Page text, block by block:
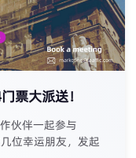
票大派送！
伙伴一起参与
位幸运朋友，发起